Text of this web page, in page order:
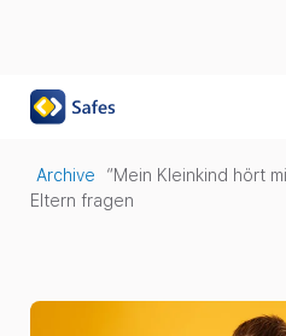
Archive
“Mein Kleinkind hört
Eltern fragen